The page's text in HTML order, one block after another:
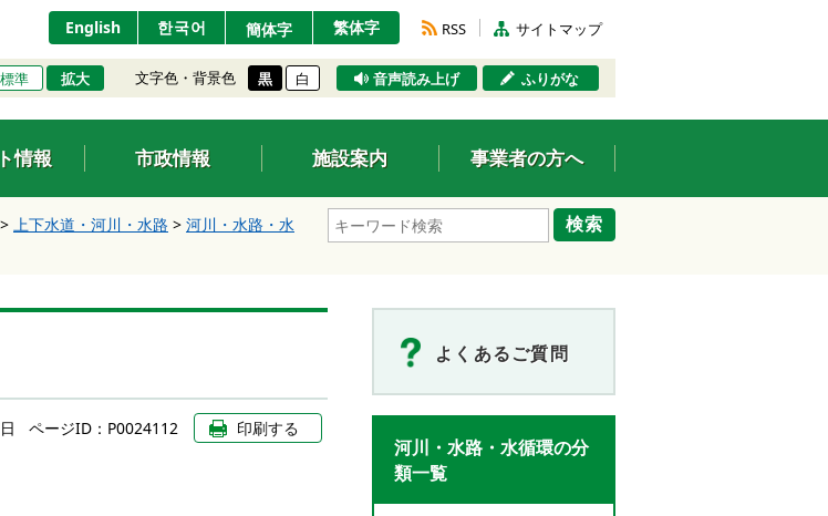
English 한국어 簡体字 繁体字 RSS サイトマップ
標準 拡大 文字色・背景色 黒 白 音声読み上げ ふりがな
情報 市政情報 施設案内 事業者の方へ
検索
> 上下水道・河川・水路 > 河川・水路・水
ページID：P0024112 印刷する
よくあるご質問
河川・水路・水循環の分
類一覧